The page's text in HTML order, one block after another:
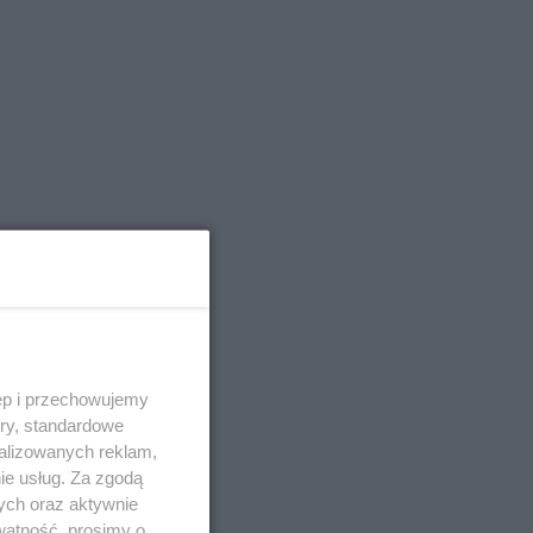
i przechowujemy
standardowe
reklam,
usług. Za zgodą
oraz aktywnie